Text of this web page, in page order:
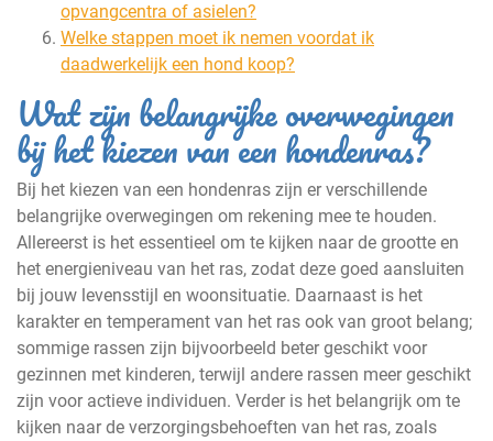
opvangcentra of asielen?
Welke stappen moet ik nemen voordat ik
daadwerkelijk een hond koop?
Wat zijn belangrijke overwegingen
bij het kiezen van een hondenras?
Bij het kiezen van een hondenras zijn er verschillende
belangrijke overwegingen om rekening mee te houden.
Allereerst is het essentieel om te kijken naar de grootte en
het energieniveau van het ras, zodat deze goed aansluiten
bij jouw levensstijl en woonsituatie. Daarnaast is het
karakter en temperament van het ras ook van groot belang;
sommige rassen zijn bijvoorbeeld beter geschikt voor
gezinnen met kinderen, terwijl andere rassen meer geschikt
zijn voor actieve individuen. Verder is het belangrijk om te
kijken naar de verzorgingsbehoeften van het ras, zoals